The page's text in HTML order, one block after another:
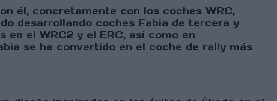
él, concretamente con los coches WRC,
desarrollando coches Fabia de tercera y
el WRC2 y el ERC, así como en
se ha convertido en el coche de rally más